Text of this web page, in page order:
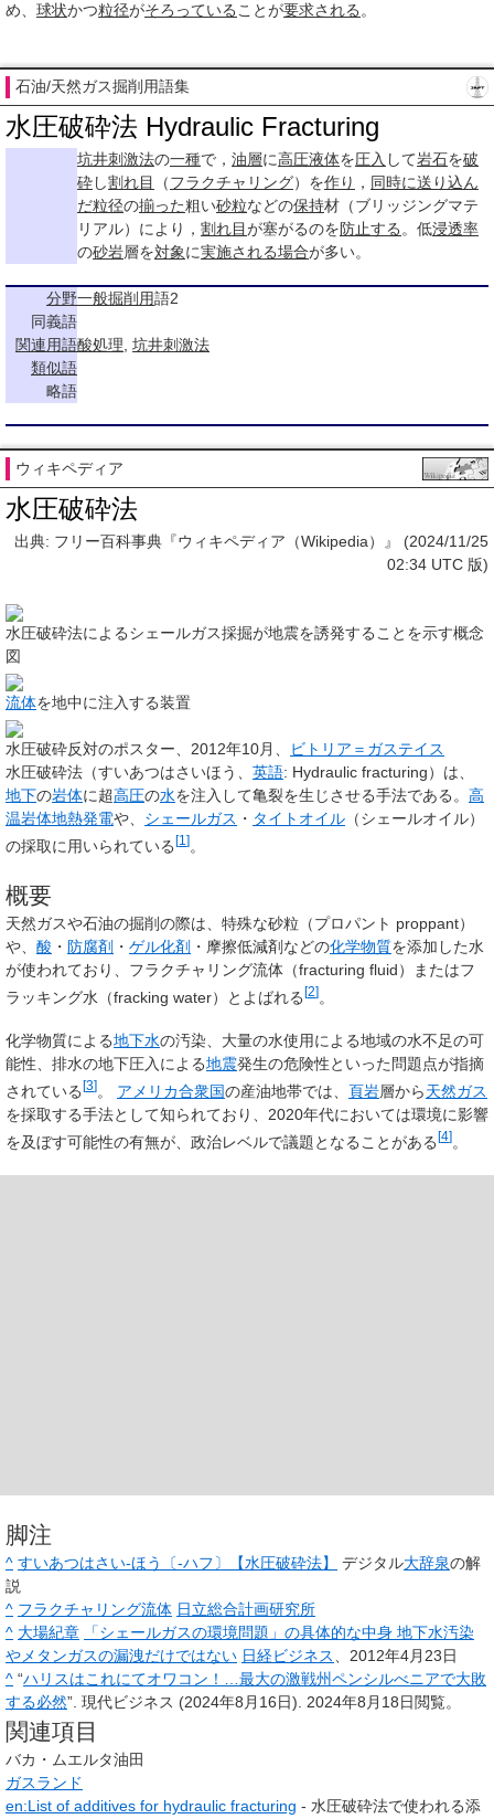
め、 球状かつ粒径がそろっている ことが要求される 。
石油/天然ガス掘削用語集
水圧破砕法 Hydraulic Fracturing
坑井刺激法の一種で， 油層に高圧液体を圧入 して岩石を破
砕し割れ目 （フラクチャリング）を作り ， 同時に送り込ん
だ粒径の揃った粗い砂粒などの保持材（ブリッジングマテ
リアル）により， 割れ目が塞がるのを防止する 。低浸透率
の砂岩層を対象に実施される場合が多い。
分野一般掘削用語2
同義語
関連用語酸処理 坑井刺激法
類似語
略語
ウィキペディア
水圧破砕法
出典: フリー百科事典『ウィキペディア（Wikipedia）』 (2024/11/25
02:34 UTC 版)
水圧破砕法によるシェールガス採掘が地震を誘発することを示す概念
図
流体を地中に注入する装置
水圧破砕反対のポスター、2012年10月、
ビトリア＝ガステイス
水圧破砕法 （すいあつはさいほう、 英語: Hydraulic fracturing）は、
地下の岩体に超高圧の水を注入して亀裂を生じさせる手法である。 高
温岩体地熱発電や、 シェールガス ・ タイトオイル （シェールオイル）
の採取に用いられている[1 ]。
概要
天然ガスや石油の掘削の際は、特殊な砂粒（プロパント proppant）
や、 酸 ・ 防腐剤 ・ ゲル化剤 ・摩擦低減剤などの化学物質を添加した水
が使われており、 フラクチャリング流体 （fracturing fluid）またはフ
ラッキング水 （fracking water）とよばれる[2]。
化学物質による地下水の汚染、大量の水使用による地域の水不足の可
能性、排水の地下圧入による地震発生の危険性といった問題点が指摘
されている [3] 。 アメリカ合衆国の産油地帯では、 頁岩層から天然ガス
を採取する手法として知られており、2020年代においては環境に影響
を及ぼす可能性の有無が、政治レベルで議題となることがある[4]。
脚注
^ すいあつはさい‐ほう〔‐ハフ〕【水圧破砕法】 デジタル大辞泉の解
説
^ フラクチャリング流体 日立総合計画研究所
^ 大場紀章
「シェールガスの環境問題」の具体的な中身 地下水汚染
やメタンガスの漏洩だけではない 日経ビジネス、2012年4月23日
^ “ハリスはこれにてオワコン！…最大の激戦州ペンシルべニアで大敗
する必然”. 現代ビジネス (2024年8月16日). 2024年8月18日閲覧。
関連項目
バカ・ムエルタ油田
ガスランド
en:List of additives for hydraulic fracturing - 水圧破砕法で使われる添